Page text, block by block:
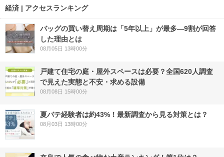
経済 | アクセスランキング
バッグの買い替え周期は「5年以上」が最多―9割が回答
した理由とは
08月05日 13時00分
戸建て住宅の庭・屋外スペースは必要？全国620人調査
で見えた実態と不安・求める設備
08月08日 15時00分
夏バテ経験者は約43%！最新調査から見る対策とは？
08月03日 13時00分